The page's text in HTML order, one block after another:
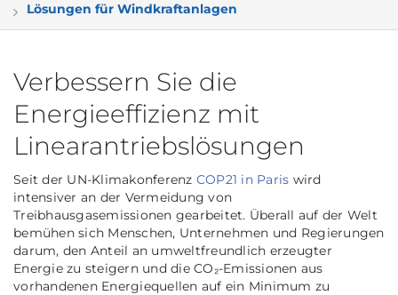
Lösungen für Windkraftanlagen
Verbessern Sie die
Energieeffizienz mit
Linearantriebslösungen
Seit der UN-Klimakonferenz COP21 in Paris wird
intensiver an der Vermeidung von
Treibhausgasemissionen gearbeitet. Überall auf der Welt
bemühen sich Menschen, Unternehmen und Regierungen
darum, den Anteil an umweltfreundlich erzeugter
Energie zu steigern und die CO₂-Emissionen aus
vorhandenen Energiequellen auf ein Minimum zu